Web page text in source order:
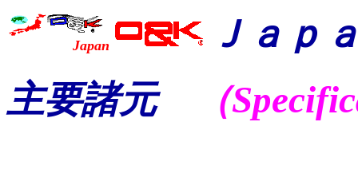
Japan Ｊａｐ
主要諸元（